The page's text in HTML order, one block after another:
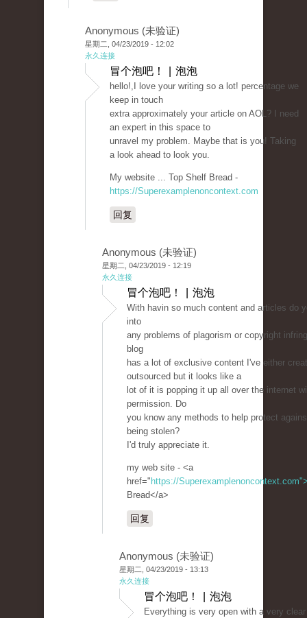
Anonymous (未验证)
星期二, 04/23/2019 - 12:02
永久连接
冒个泡吧！ | 泡泡
hello!,I love your writing so a lot! percentage we
keep in touch
extra approximately your article on AOL? I need
an expert in this space to
unravel my problem. Maybe that is you! Taking
a look ahead to look you.
My website ... Top Shelf Bread -
https://Superexamplenoncontext.com
回复
Anonymous (未验证)
星期二, 04/23/2019 - 12:19
永久连接
冒个泡吧！ | 泡泡
With havin so much content and articles do
into
any problems of plagorism or copyright
blog
has a lot of exclusive content I've either
outsourced but it looks like a
lot of it is popping it up all over the internet
permission. Do
you know any methods to help protect
being stolen?
I'd truly appreciate it.
my web site - <a
href=" https://
Bread</a>
回复
Anonymous (未验证)
星期二, 04/23/2019 - 13:13
永久连接
冒个泡吧！ | 泡泡
Everything is very open with a very clear